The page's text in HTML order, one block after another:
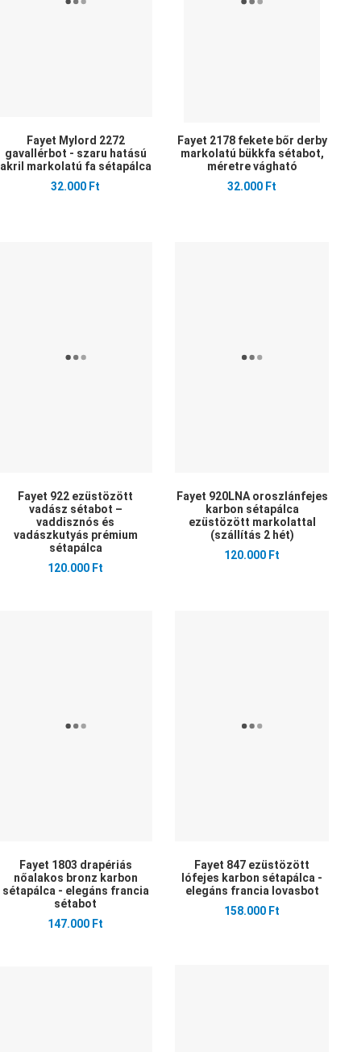
Fayet Mylord 2272
gavallérbot - szaru hatású
akril markolatú fa sétapálca
32.000 Ft
Fayet 2178 fekete bőr derby
markolatú bükkfa sétabot,
méretre vágható
32.000 Ft
Fayet 922 ezüstözött
vadász sétabot –
vaddisznós és
vadászkutyás prémium
sétapálca
120.000 Ft
Fayet 920LNA oroszlánfejes
karbon sétapálca
ezüstözött markolattal
(szállítás 2 hét)
120.000 Ft
Fayet 1803 drapériás
nőalakos bronz karbon
sétapálca - elegáns francia
sétabot
147.000 Ft
Fayet 847 ezüstözött
lófejes karbon sétapálca -
elegáns francia lovasbot
158.000 Ft